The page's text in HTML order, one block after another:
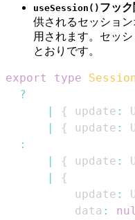
useSession() フッ
供されるセッショ
用されます。セッ
とおりです。
export type
?
{ update :
{ update :
:
{ update :
{
          update
:
          data
: